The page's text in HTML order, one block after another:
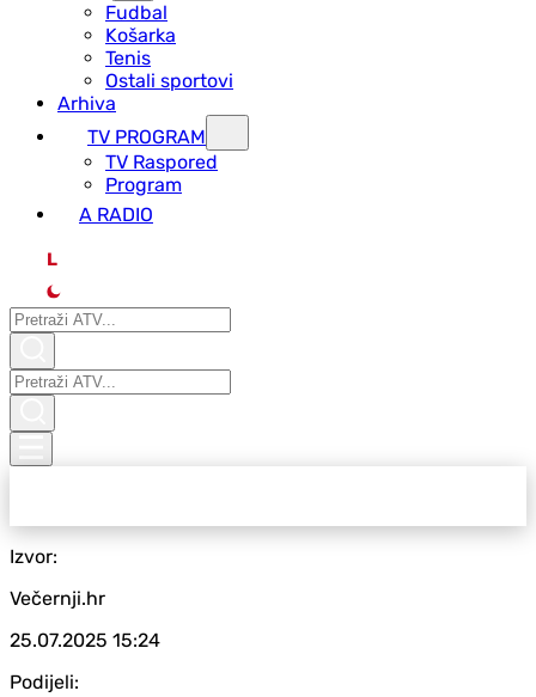
Fudbal
Košarka
Tenis
Ostali sportovi
Arhiva
TV PROGRAM
ТV Raspored
Program
A RADIO
L
Izvor:
Večernji.hr
25.07.2025 15:24
Podijeli: